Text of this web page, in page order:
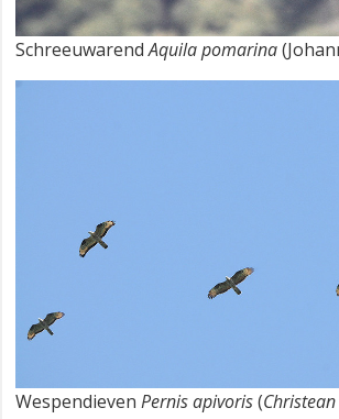
SchreeuwarendAquila pomarina
Wespendieven Pernis apivoris(